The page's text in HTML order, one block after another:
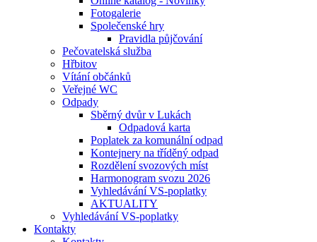
Fotogalerie
Společenské hry
Pravidla půjčování
Pečovatelská služba
Hřbitov
Vítání občánků
Veřejné WC
Odpady
Sběrný dvůr v Lukách
Odpadová karta
Poplatek za komunální odpad
Kontejnery na tříděný odpad
Rozdělení svozových míst
Harmonogram svozu 2026
Vyhledávání VS-poplatky
AKTUALITY
Vyhledávání VS-poplatky
Kontakty